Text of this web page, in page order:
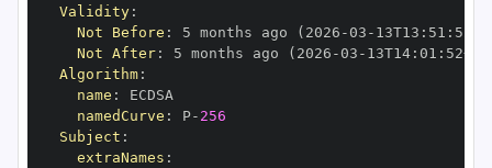
Validity:
Not Before : 5 months ago (2026 -03 - 13T13 : 51 :
Not After: 5 months ago (2026 -03 - 13T14: 01 : 52+00
Algorithm:
name :
namedCurve : P- 256
Subject :
extraNames :